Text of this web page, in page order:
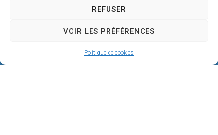
REFUSER
VOIR LES PRÉFÉRENCES
Politique de cookies